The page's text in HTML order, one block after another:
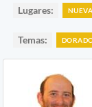
Lugares:
Temas: